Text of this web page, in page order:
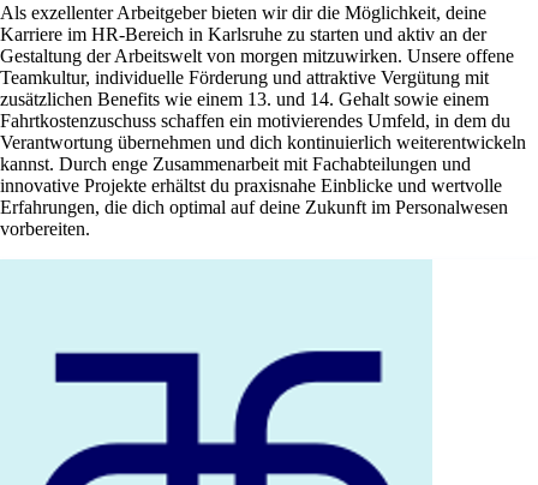
Als exzellenter Arbeitgeber bieten wir dir die Möglichkeit, deine
Karriere im HR-Bereich in Karlsruhe zu starten und aktiv an der
Gestaltung der Arbeitswelt von morgen mitzuwirken. Unsere offene
Teamkultur, individuelle Förderung und attraktive Vergütung mit
zusätzlichen Benefits wie einem 13. und 14. Gehalt sowie einem
Fahrtkostenzuschuss schaffen ein motivierendes Umfeld, in dem du
Verantwortung übernehmen und dich kontinuierlich weiterentwickeln
kannst. Durch enge Zusammenarbeit mit Fachabteilungen und
innovative Projekte erhältst du praxisnahe Einblicke und wertvolle
Erfahrungen, die dich optimal auf deine Zukunft im Personalwesen
vorbereiten.